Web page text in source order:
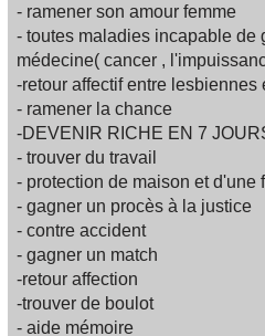
- ramener son amour femme
- toutes maladies incapable de
médecine( cancer ,
-retour affectif entre lesbiennes
- ramener la chance
-DEVENIR RICHE EN 7
- trouver du travail
- protection de maison et d'une
- gagner un procès à la justice
- contre accident
- gagner un match
-retour affection
-trouver de boulot
- aide mémoire